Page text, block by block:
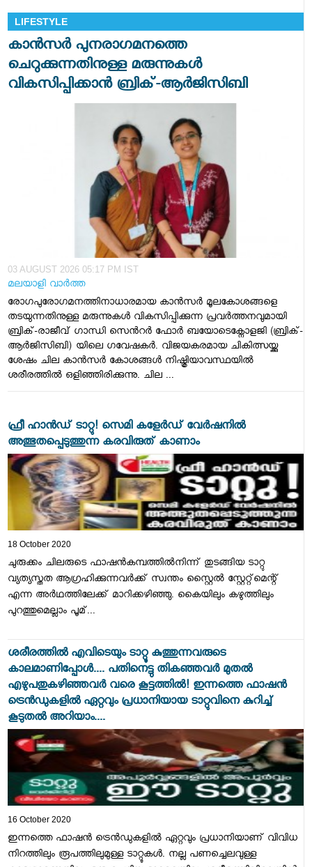
LIFESTYLE
കാന്‍സര്‍ പുനരാഗമനത്തെ
ചെറുക്കുന്നതിനുള്ള മരുന്നുകള്‍
വികസിപ്പിക്കാന്‍ ബ്രിക്-ആര്‍ജിസിബി
03 AUGUST 2026 05:17 PM IST
മലയാളി വാര്‍ത്ത
രോഗപുരോഗമനത്തിനാധാരമായ കാന്‍സര്‍ മൂലകോശങ്ങളെ
തടയുന്നതിനുള്ള മരുന്നുകള്‍ വികസിപ്പിക്കുന്ന പ്രവര്‍ത്തനവുമായി
ബ്രിക്-രാജീവ് ഗാന്ധി സെന്‍റര്‍ ഫോര്‍ ബയോടെക്നോളജി (ബ്രിക്-
ആര്‍ജിസിബി) യിലെ ഗവേഷകര്‍. വിജയകരമായ ചികിത്സയ്ക്കു
ശേഷം ചില കാന്‍സര്‍ കോശങ്ങള്‍ നിഷ്ക്രിയാവസ്ഥയില്‍
ശരീരത്തില്‍ ഒളിഞ്ഞിരിക്കുന്നു. ചില ...
ഫ്രീ ഹാൻഡ് ടാറ്റു! സെമി കളേർഡ് വേർഷനിൽ
അത്ഭുതപ്പെടുത്തുന്ന കരവിരുത് കാണാം
18 October 2020
ചുരുക്കം ചിലരുടെ ഫാഷന്‍കമ്പത്തില്‍നിന്ന് തുടങ്ങിയ ടാറ്റു
വ്യത്യസ്തത ആഗ്രഹിക്കുന്നവര്‍ക്ക് സ്വന്തം സ്റ്റൈല്‍ സ്റ്റേറ്റ്‌മെന്റ്
എന്ന അര്‍ഥത്തിലേക്ക് മാറിക്കഴിഞ്ഞു. കൈയിലും കഴുത്തിലും
പുറത്തുമെല്ലാം പൂമ്...
ശരീരത്തിൽ എവിടെയും ടാറ്റൂ കുത്തുന്നവരുടെ
കാലമാണിപ്പോൾ.... പതിനെട്ടു തികഞ്ഞവര്‍ മുതൽ
എഴുപതുകഴിഞ്ഞവര്‍ വരെ കൂട്ടത്തിൽ! ഇന്നത്തെ ഫാഷൻ
ട്രെന്‍ഡുകളിൽ ഏറ്റവും പ്രധാനിയായ ടാറ്റുവിനെ കുറിച്ച്
കൂടുതൽ അറിയാം....
16 October 2020
ഇന്നത്തെ ഫാഷൻ ട്രെന്‍ഡുകളിൽ ഏറ്റവും പ്രധാനിയാണ് വിവിധ
നിറത്തിലും രൂപത്തിലുമുള്ള ടാറ്റൂകൾ. നല്ല പണച്ചെലവുള്ള